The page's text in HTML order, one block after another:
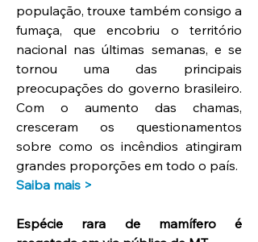
população, trouxe também consigo a
fumaça, que encobriu o território
nacional nas últimas semanas, e se
tornou uma das principais
preocupações do governo brasileiro.
Com o aumento das chamas,
cresceram os questionamentos
sobre como os incêndios atingiram
grandes proporções em todo o país.
Saiba mais >
Espécie rara de mamífero é